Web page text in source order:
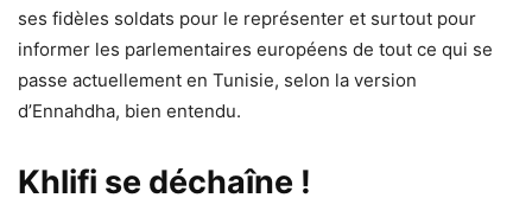
ses fidèles soldats pour le représenter et surtout pour
informer les parlementaires européens de tout ce qui se
passe actuellement en Tunisie, selon la version
d’Ennahdha, bien entendu.
Khlifi se déchaîne !